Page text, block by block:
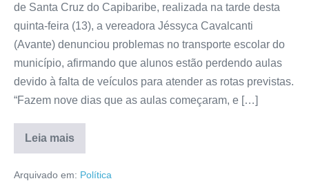
de Santa Cruz do Capibaribe, realizada na tarde desta
quinta-feira (13), a vereadora Jéssyca Cavalcanti
(Avante) denunciou problemas no transporte escolar do
município, afirmando que alunos estão perdendo aulas
devido à falta de veículos para atender as rotas previstas.
“Fazem nove dias que as aulas começaram, e […]
Leia mais
Arquivado em: Política